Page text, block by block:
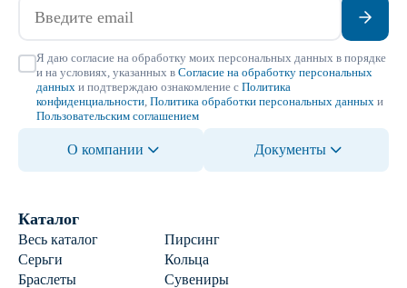
Я даю согласие на обработку моих персональных данных в порядке
и на условиях, указанных в Согласие на обработку персональных
данных и подтверждаю ознакомление с Политика
конфиденциальности Политика обработки персональных данных и
Пользовательским соглашением
О компании Документы
Каталог
Весь каталог
Пирсинг
Серьги
Кольца
Браслеты
Сувениры